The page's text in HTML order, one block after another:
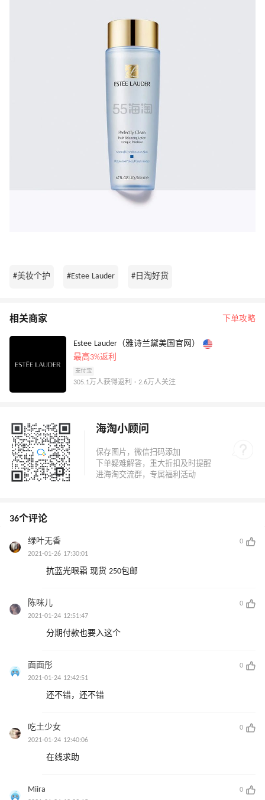
#美妆个护 #Estee Lauder #日淘好货
相关商家 下单攻略
Estee Lauder（雅诗兰黛美国官网）
最高3%返利
支付宝
305.1万人获得返利 · 2.6万人关注
海淘小顾问
36个评论
绿叶无香
0
2021-01-26 17:30:01
抗蓝光眼霜 现货 250包邮
陈咪儿
0
2021-01-24 12:51:47
分期付款也要入这个
面面彤
0
2021-01-24 12:42:51
还不错，还不错
吃土少女
0
2021-01-24 12:40:06
在线求助
Miira
0